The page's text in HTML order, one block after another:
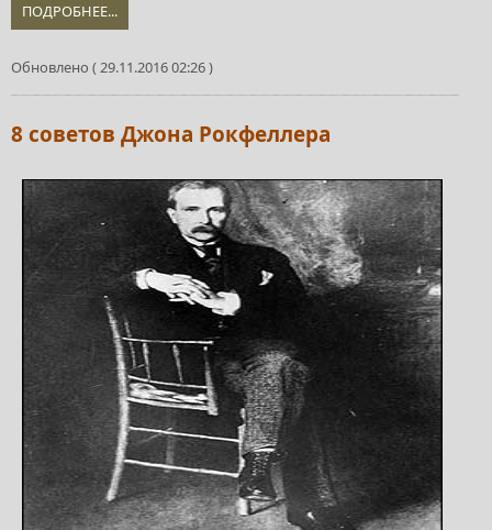
ПОДРОБНЕЕ...
Обновлено ( 29.11.2016 02:26 )
8 советов Джона Рокфеллера